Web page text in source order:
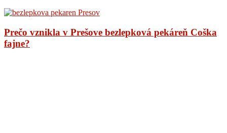
Prečo vznikla v Prešove bezlepková pekáreň Coška
fajne?